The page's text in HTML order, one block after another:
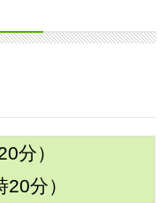
分）
分）